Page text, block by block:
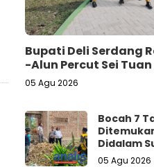
Bupati Deli Serdang
-Alun Percut Sei Tuan
05 Agu 2026
Bocah 7
Didalam
05 Agu 2026